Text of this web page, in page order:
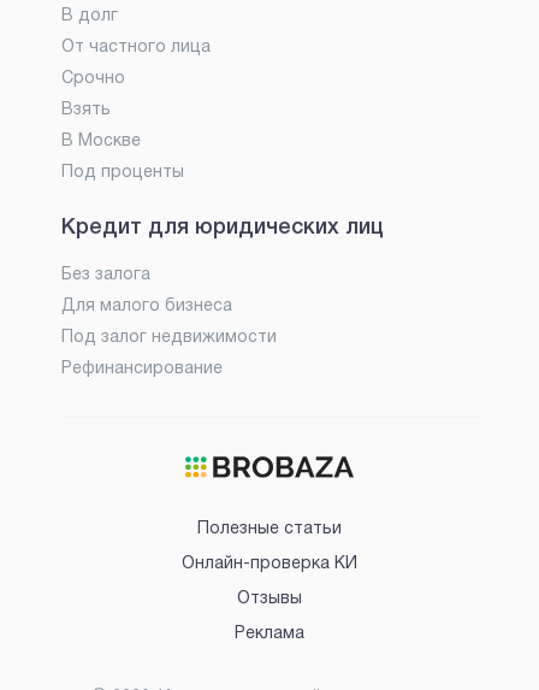
В долг
От частного лица
Срочно
Взять
В Москве
Под проценты
Кредит для юридических лиц
Без залога
Для малого бизнеса
Под залог недвижимости
Рефинансирование
Полезные статьи
Онлайн-проверка КИ
Отзывы
Реклама